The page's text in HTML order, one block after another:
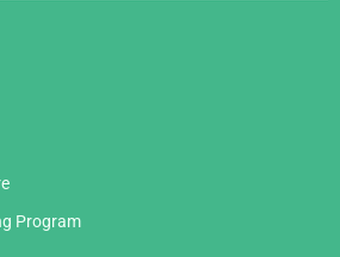
Program